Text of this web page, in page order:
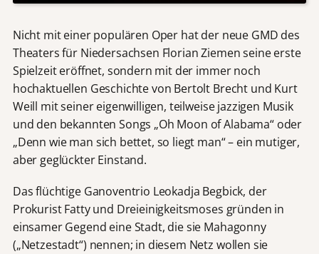
Nicht mit einer populären Oper hat der neue GMD des
Theaters für Niedersachsen Florian Ziemen seine erste
Spielzeit eröffnet, sondern mit der immer noch
hochaktuellen Geschichte von Bertolt Brecht und Kurt
Weill mit seiner eigenwilligen, teilweise jazzigen Musik
und den bekannten Songs „Oh Moon of Alabama“ oder
„Denn wie man sich bettet, so liegt man“ – ein mutiger,
aber geglückter Einstand.
Das flüchtige Ganoventrio Leokadja Begbick, der
Prokurist Fatty und Dreieinigkeitsmoses gründen in
einsamer Gegend eine Stadt, die sie Mahagonny
(„Netzestadt“) nennen; in diesem Netz wollen sie